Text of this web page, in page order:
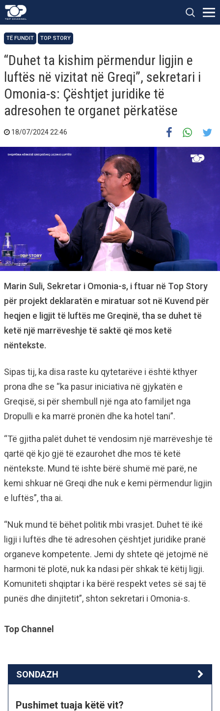
TË FUNDIT TOP STORY
“Duhet ta kishim përmendur ligjin e
luftës në vizitat në Greqi”, sekretari i
Omonia-s: Çështjet juridike të
adresohen te organet përkatëse
18/07/2024 22:46
Marin Suli, Sekretar i Omonia-s, i ftuar në Top Story
për projekt deklaratën e miratuar sot në Kuvend për
heqjen e ligjit të luftës me Greqinë, tha se duhet të
ketë një marrëveshje të saktë që mos ketë
nëntekste.
Sipas tij, ka disa raste ku qytetarëve i është kthyer
prona dhe se “ka pasur iniciativa në gjykatën e
Greqisë, si për shembull një nga ato familjet nga
Dropulli e ka marrë pronën dhe ka hotel tani”.
“Të gjitha palët duhet të vendosim një marrëveshje të
qartë që kjo gjë të ezaurohet dhe mos të ketë
nëntekste. Mund të ishte bërë shumë më parë, ne
kemi shkuar në Greqi dhe nuk e kemi përmendur ligjin
e luftës”, tha ai.
“Nuk mund të bëhet politik mbi vrasjet. Duhet të ikë
ligji i luftës dhe të adresohen çështjet juridike pranë
organeve kompetente. Jemi dy shtete që jetojmë në
harmoni të plotë, nuk ka ndasi për shkak të këtij ligji.
Komuniteti shqiptar i ka bërë respekt vetes së saj të
punës dhe dinjitetit”, shton sekretari i Omonia-s.
Top Channel
SONDAZH
Pushimet tuaja këtë vit?